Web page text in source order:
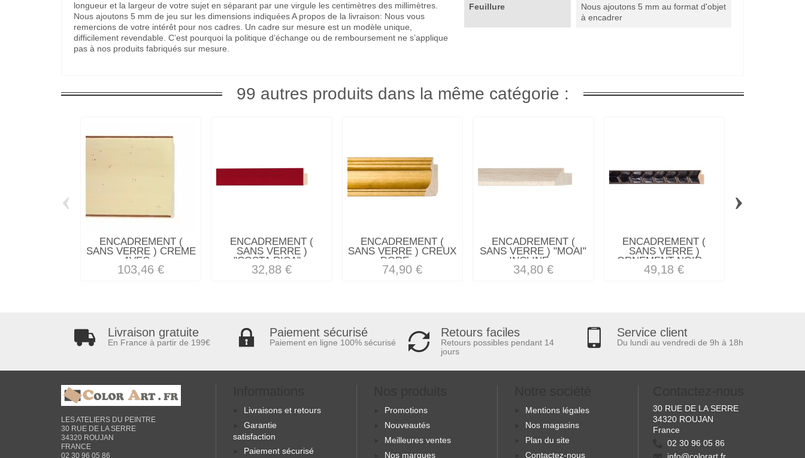
longueur et la largeur de votre sujet en séparant par une virgule les centimètres des millimètres.
Nous ajoutons 5 mm de jeu sur les dimensions indiquées A propos de la livraison: Nous vous
remercions de votre intérêt pour nos cadres. Un cadre sur mesure est un modèle unique,
difficilement revendable. C’est pourquoi la politique d’échange ou de remboursement ne s’applique
pas à nos produits fabriqués sur mesure.
Feuillure
Nous ajoutons 5 mm au format d'objet
à encadrer
99 autres produits dans la même catégorie :
ENCADREMENT (
SANS VERRE ) CREME
AVEC...
103,46 €
ENCADREMENT (
SANS VERRE )
"COSTA RICA"...
32,88 €
ENCADREMENT (
SANS VERRE ) CREUX
DORE -...
74,90 €
ENCADREMENT (
SANS VERRE ) "MOAI"
INCLINE...
34,80 €
ENCADREMENT (
SANS VERRE )
ORNEMENT NOIR...
49,18 €
‹ ›
Livraison gratuite
En France à partir de 199€
Paiement sécurisé
Paiement en ligne 100% sécurisé
Retours faciles
Retours possibles pendant 14
jours
Service client
Du lundi au vendredi de 9h à 18h
LES ATELIERS DU PEINTRE
30 RUE DE LA SERRE
34320 ROUJAN
FRANCE
02 30 96 05 86
Livraisons et retours
Garantie
satisfaction
Paiement sécurisé
Promotions
Nouveautés
Meilleures ventes
Nos marques
Mentions légales
Nos magasins
Plan du site
Contactez-nous
30 RUE DE LA SERRE
34320 ROUJAN
France
02 30 96 05 86